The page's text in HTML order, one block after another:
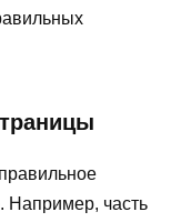
Например, часть